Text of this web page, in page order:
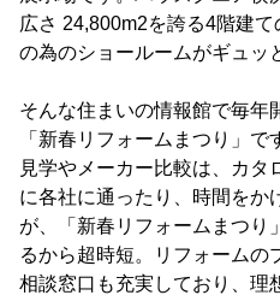
広さ 24,800m2を誇る4階建
の為のショールームがギュッ
そんな住まいの情報館で毎年
「新春リフォームまつり」
見学やメーカー比較は、カタ
に各社に通ったり、時間をか
が、「新春リフォームまつり
るから超時短。リフォームの
相談窓口も充実しており、理